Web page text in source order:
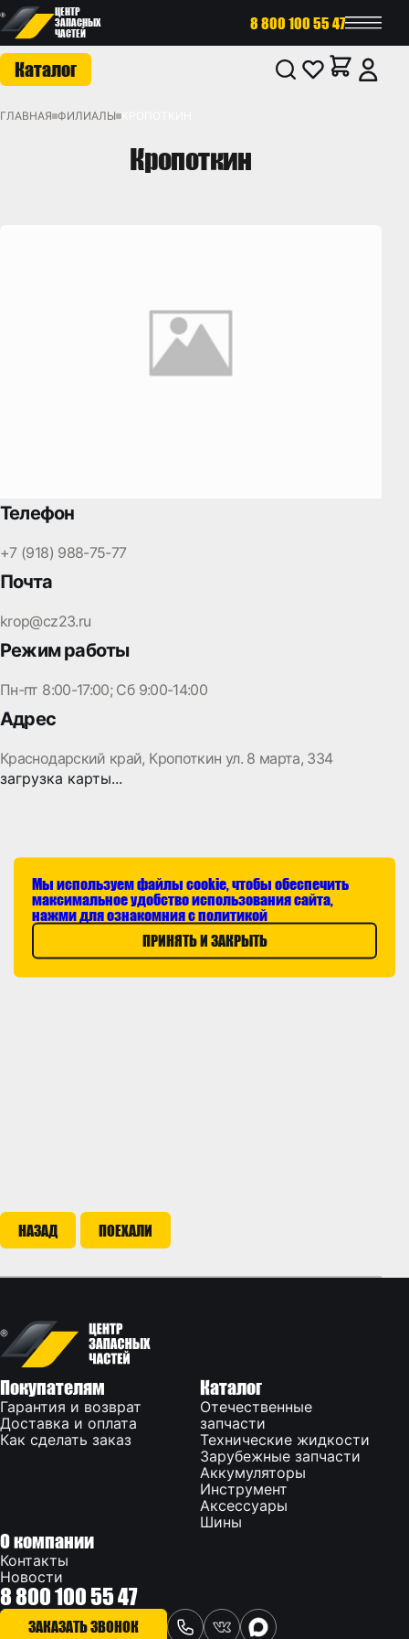
ЦЕНТР
ЗАПАСНЫХ
ЧАСТЕЙ
8 800 100 55 47
Каталог
ГЛАВНАЯ ФИЛИАЛЫ
Кропоткин
Телефон
+7 (918) 988-75-77
Почта
krop@cz23.ru
Режим работы
Пн-пт 8:00-17:00; Сб 9:00-14:00
Адрес
Краснодарский край, Кропоткин ул. 8 марта, 334
загрузка карты...
НАЗАД ПОЕХАЛИ
Покупателям
Гарантия и возврат
Доставка и оплата
Как сделать заказ
Каталог
Отечественные
запчасти
Технические жидкости
Зарубежные запчасти
Аккумуляторы
Инструмент
Аксессуары
Шины
О компании
Контакты
Новости
8 800 100 55 47
ЗАКАЗАТЬ ЗВОНОК
Мы используем файлы cookie, чтобы обеспечить
максимальное удобство использования сайта,
нажми для ознакомния с политикой
ПРИНЯТЬ И ЗАКРЫТЬ